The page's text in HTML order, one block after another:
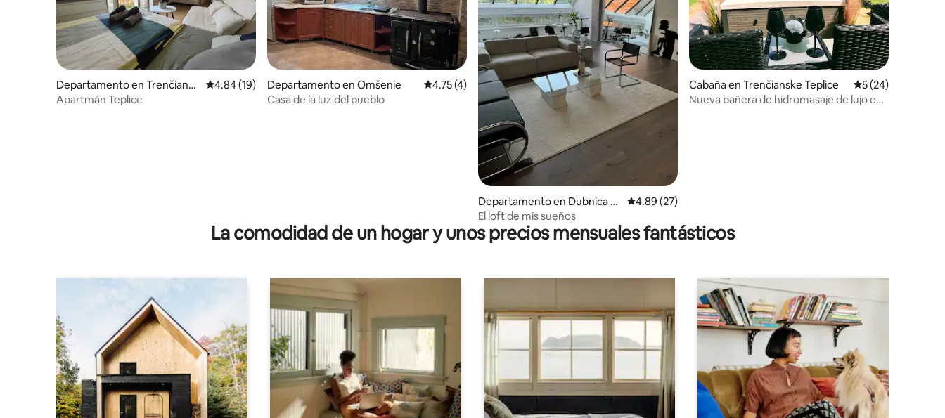
Departamento en Trenčiansk
e Teplice
Calificación promedio: 4.84 de 5; 19 evaluaciones
4.84 (19)
Apartmán Teplice
Departamento en Omšenie Calificación promedio: 4.75 de 5; 4 evaluaciones
4.75 (4)
Casa de la luz del pueblo
Departamento en Dubnica n
ad Váhom
Calificación promedio: 4.89 de 5; 27 evaluaciones
4.89 (27)
El loft de mis sueños
Cabaña en Trenčianske Teplice Calificación
5 (24)
Nueva bañera de hidromasaje de lujo en
La comodidad de un hogar y unos precios mensuales fantásticos